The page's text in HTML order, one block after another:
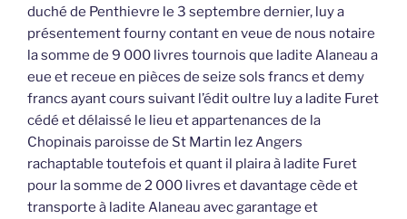
duché de Penthievre le 3 septembre dernier, luy a
présentement fourny contant en veue de nous notaire
la somme de 9 000 livres tournois que ladite Alaneau a
eue et receue en pièces de seize sols francs et demy
francs ayant cours suivant l’édit oultre luy a ladite Furet
cédé et délaissé le lieu et appartenances de la
Chopinais paroisse de St Martin lez Angers
rachaptable toutefois et quant il plaira à ladite Furet
pour la somme de 2 000 livres et davantage cède et
transporte à ladite Alaneau avec garantage et